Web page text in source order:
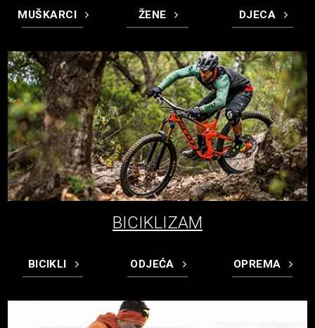
MUŠKARCI ŽENE DJECA
BICIKLIZAM
BICIKLI ODJEĆA OPREMA